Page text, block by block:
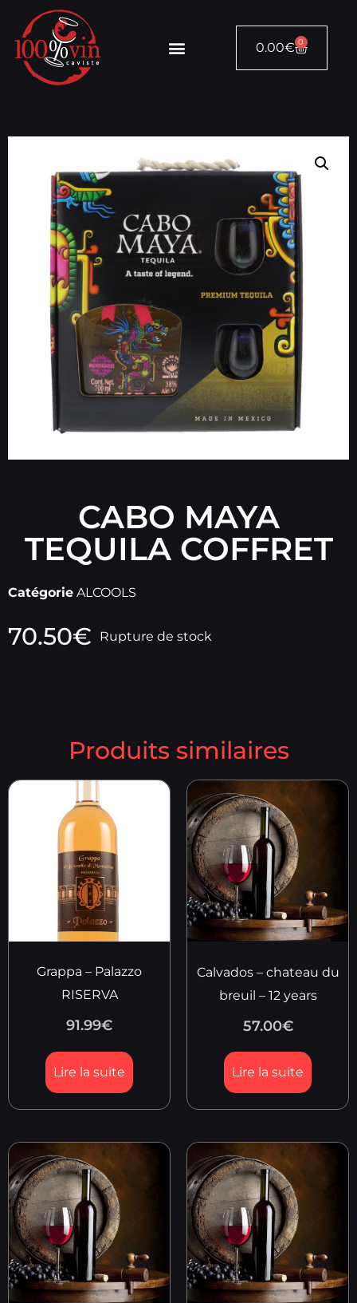
0.00€ 0
CABO MAYA
TEQUILA COFFRET
Catégorie ALCOOLS
70.50€ Rupture de stock
Produits similaires
Grappa – Palazzo
RISERVA
91.99€
Lire la suite
Calvados – chateau du
breuil – 12 years
57.00€
Lire la suite